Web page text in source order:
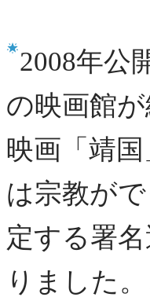
2008年公
の映画館
映画「靖
は宗教が
定する署
りました